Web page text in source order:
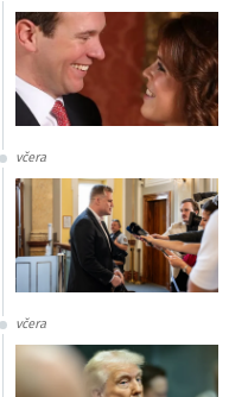
včera
včera